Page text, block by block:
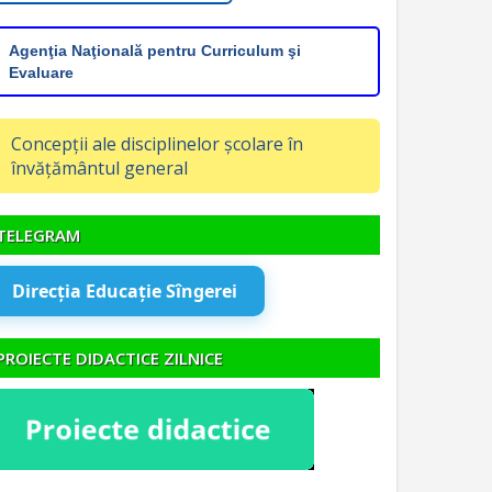
Agenţia Naţională pentru Curriculum şi
Evaluare
Concepții ale disciplinelor școlare în
învățământul general
Direcția Educație Sîngerei
DIDACTICE ZILNICE